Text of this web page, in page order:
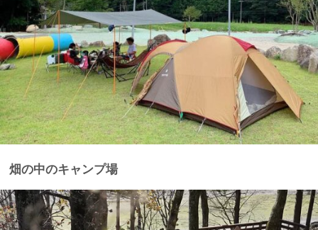
畑の中のキャンプ場